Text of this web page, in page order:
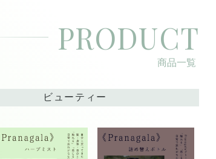
PRODUCT
商品一覧
ビューティー